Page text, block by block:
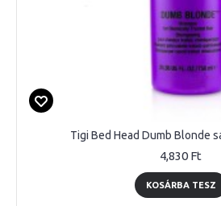
Tigi Bed Head Dumb Blonde
4,830 Ft
KOSÁRBA TESZ